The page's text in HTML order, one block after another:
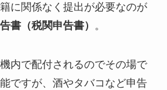
に関係なく提出が必要なのが
書（税関申告書）
。
内で配付されるのでその場で
ですが、酒やタバコなど申告